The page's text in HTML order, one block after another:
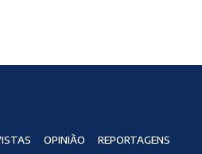
OPINIÃO REPORTAGENS